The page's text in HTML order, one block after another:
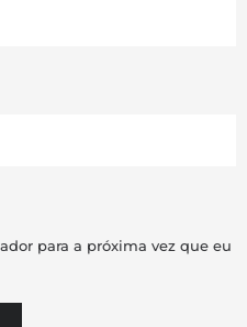
para a próxima vez que eu